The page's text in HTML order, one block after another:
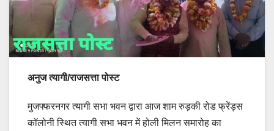
अनुज त्यागी/राजसत्ता पोस्ट
मुजफ्फरनगर त्यागी सभा भवन द्वारा आज शाम रुड़की रोड फ्रेंड्स
कॉलोनी स्थित त्यागी सभा भवन में होली मिलन समारोह का